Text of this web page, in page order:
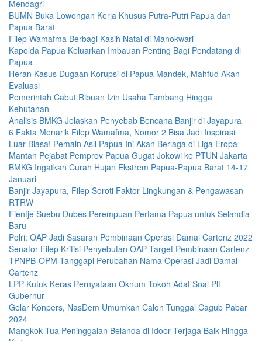
Mendagri
BUMN Buka Lowongan Kerja Khusus Putra-Putri Papua dan
Papua Barat
Filep Wamafma Berbagi Kasih Natal di Manokwari
Kapolda Papua Keluarkan Imbauan Penting Bagi Pendatang di
Papua
Heran Kasus Dugaan Korupsi di Papua Mandek, Mahfud Akan
Evaluasi
Pemerintah Cabut Ribuan Izin Usaha Tambang Hingga
Kehutanan
Analisis BMKG Jelaskan Penyebab Bencana Banjir di Jayapura
6 Fakta Menarik Filep Wamafma, Nomor 2 Bisa Jadi Inspirasi
Luar Biasa! Pemain Asli Papua Ini Akan Berlaga di Liga Eropa
Mantan Pejabat Pemprov Papua Gugat Jokowi ke PTUN Jakarta
BMKG Ingatkan Curah Hujan Ekstrem Papua-Papua Barat 14-17
Januari
Banjir Jayapura, Filep Soroti Faktor Lingkungan & Pengawasan
RTRW
Fientje Suebu Dubes Perempuan Pertama Papua untuk Selandia
Baru
Polri: OAP Jadi Sasaran Pembinaan Operasi Damai Cartenz 2022
Senator Filep Kritisi Penyebutan OAP Target Pembinaan Cartenz
TPNPB-OPM Tanggapi Perubahan Nama Operasi Jadi Damai
Cartenz
LPP Kutuk Keras Pernyataan Oknum Tokoh Adat Soal Plt
Gubernur
Gelar Konpers, NasDem Umumkan Calon Tunggal Cagub Pabar
2024
Mangkok Tua Peninggalan Belanda di Idoor Terjaga Baik Hingga